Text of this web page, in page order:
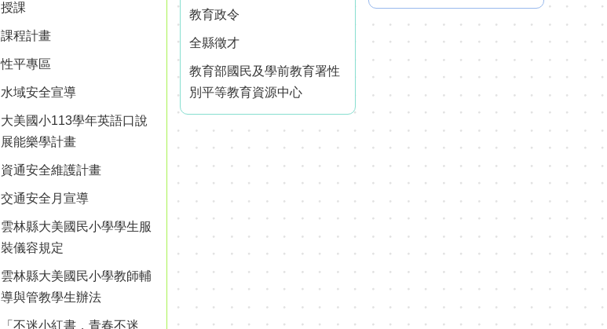
授課
課程計畫
性平專區
水域安全宣導
大美國小113學年英語口說
展能樂學計畫
資通安全維護計畫
交通安全月宣導
雲林縣大美國民小學學生服
裝儀容規定
雲林縣大美國民小學教師輔
導與管教學生辦法
「不迷小紅書，青春不迷
教育政令
全縣徵才
教育部國民及學前教育署性
別平等教育資源中心